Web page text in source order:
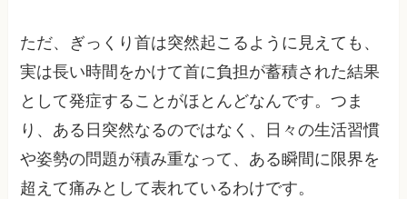
ただ、ぎっくり首は突然起こるように見えても、
実は長い時間をかけて首に負担が蓄積された結果
として発症することがほとんどなんです。つま
り、ある日突然なるのではなく、日々の生活習慣
や姿勢の問題が積み重なって、ある瞬間に限界を
超えて痛みとして表れているわけです。